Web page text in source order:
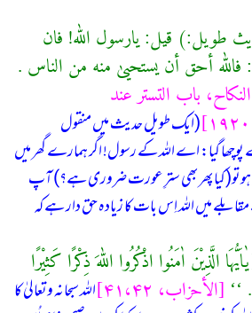
طویل:) قیل: یارسول اللّٰه! فان
فاللّٰه أحق أن یستحییٰ منه من الناس .
باب التستر عند
(ایک طویل حدیث میں منقول
گیا: اے اللہ كے رسول! اگر ہمارے گھر میں
ہوتو(كیا پھر بھی سترِ عورت ضروری ہے؟) آپ
میں اللہ اِس بات كا زیادہ حق دار ہے كہ
الَّذِیْنَ اٰمَنُوا اذْكُرُوا اللّٰهَ ذِكْرًا كَثِیْرًا
[الأحزاب، ۴۱،۴۲]
اللہ سبحانہ وتعالیٰ کا